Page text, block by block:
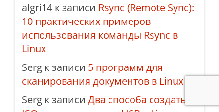
algri14 к записи Rsync (Remote Sync):
10 практических примеров
использования команды Rsync в
Linux
Serg к записи 5 программ для
сканирования документов в Linux
Serg к записи Два способа создать